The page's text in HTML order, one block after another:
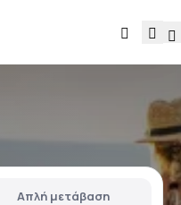
Απλή μετάβαση